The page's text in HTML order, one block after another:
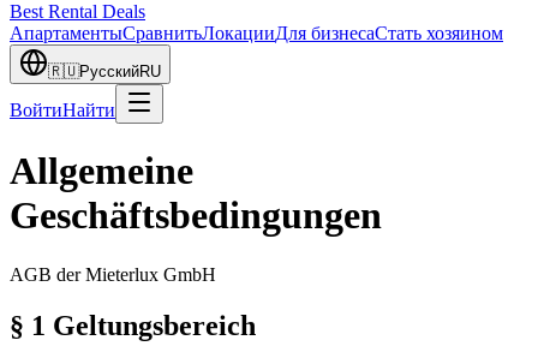
Best Rental Deals
АпартаментыСравнитьЛокацииДля бизнесаСтать хозяином
🇷🇺РусскийRU
ВойтиНайти
Allgemeine
Geschäftsbedingungen
AGB derMieterlux GmbH
§ 1 Geltungsbereich